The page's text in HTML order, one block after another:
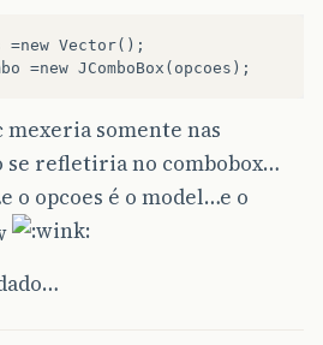
=new Vector();
mexeria somente nas
se refletiria no combobox…
o opcoes é o model…e o